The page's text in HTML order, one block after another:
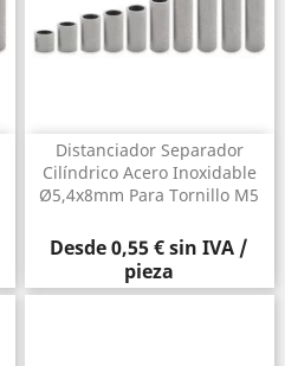
Distanciador Separador
Cilíndrico Acero Inoxidable
Ø5,4x8mm Para Tornillo M5
Precio
Desde0,55 €sin IVA /
pieza